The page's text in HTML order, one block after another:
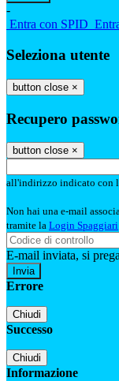
-
Entra con SPID
Seleziona utente
button close ×
Recupero
button close ×
all'indirizzo indicato con
Non hai una e-mail
tramite la Login Spaggiari
E-mail inviata, si
Errore
Chiudi
Successo
Chiudi
Informazione